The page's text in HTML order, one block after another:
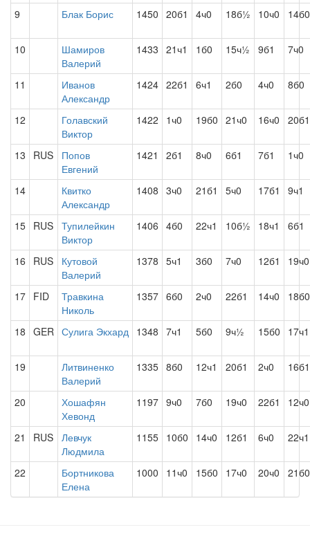
9 Блак Борис 1450 20б1 4ч0 18б½ 10ч0 14б0
10
Шамиров
Валерий
1433 21ч1 1б0 15ч½ 9б1 7ч0
11
Иванов
Александр
1424 22б1 6ч1 2б0 4ч0 8б0
12
Голавский
Виктор
1422 1ч0 19б0 21ч0 16ч0 20б1
13 RUS
Попов
Евгений
1421 2б1 8ч0 6б1 7б1 1ч0
14
Квитко
Александр
1408 3ч0 21б1 5ч0 17б1 9ч1
15 RUS Тупилейкин
Виктор
1406 4б0 22ч1 10б½ 18ч1 6б1
16 RUS
Кутовой
Валерий
1378 5ч1 3б0 7ч0 12б1 19ч0
17 FID
Травкина
Николь
1357 6б0 2ч0 22б1 14ч0 18б0
18 GER Сулига Экхард 1348 7ч1 5б0 9ч½ 15б0 17ч1
19
Литвиненко
Валерий
1335 8б0 12ч1 20б1 2ч0 16б1
20
Хошафян
Хевонд
1197 9ч0 7б0 19ч0 22б1 12ч0
21 RUS Левчук
Людмила
1155 10б0 14ч0 12б1 6ч0 22ч1
22
Бортникова
Елена
1000 11ч0 15б0 17ч0 20ч0 21б0